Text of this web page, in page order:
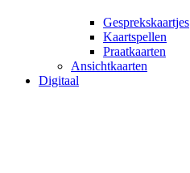
Gesprekskaartjes
Kaartspellen
Praatkaarten
Ansichtkaarten
Digitaal